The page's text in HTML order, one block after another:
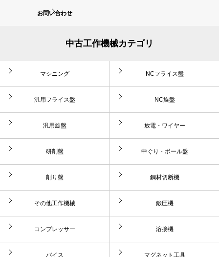
お問い合わせ
中古工作機械カテゴリ
マシニング NCフライス盤
汎用フライス盤 NC旋盤
汎用旋盤 放電・ワイヤー
研削盤 中ぐり・ボール盤
削り盤 鋼材切断機
その他工作機械 鍛圧機
コンプレッサー 溶接機
バイス マグネット工具